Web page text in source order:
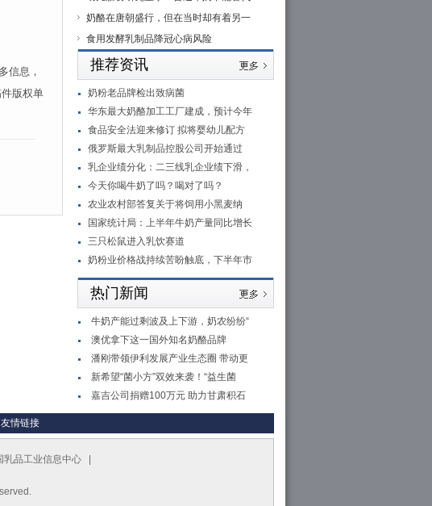
信息，
版权单
奶酪在唐朝盛行，但在当时却有着另一
食用发酵乳制品降冠心病风险
推荐资讯
奶粉老品牌检出致病菌
华东最大奶酪加工工厂建成，预计今年
食品安全法迎来修订 拟将婴幼儿配方
俄罗斯最大乳制品控股公司开始通过
乳企业绩分化：二三线乳企业绩下滑，
今天你喝牛奶了吗？喝对了吗？
农业农村部答复关于将饲用小黑麦纳
国家统计局：上半年牛奶产量同比增长
三只松鼠进入乳饮赛道
奶粉业价格战持续苦盼触底，下半年市
热门新闻
牛奶产能过剩波及上下游，奶农纷纷“
澳优拿下这一国外知名奶酪品牌
潘刚带领伊利发展产业生态圈 带动更
新希望“菌小方”双效来袭！“益生菌
嘉吉公司捐赠100万元 助力甘肃积石
友情链接
乳品工业信息中心 |